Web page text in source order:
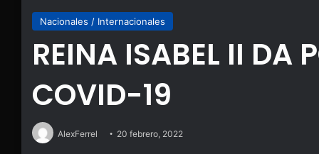
Nacionales / Internacionales
REINA ISABEL II DA
COVID-19
AlexFerrel 20 febrero, 2022